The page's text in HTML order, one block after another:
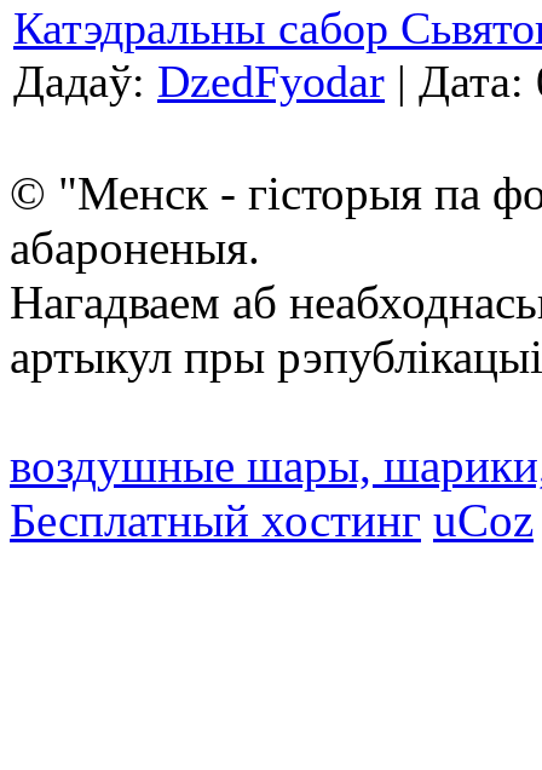
Катэдральны сабор
Дадаў: DzedFyodar | Дата:
© "Менск - гісторыя па
абароненыя.
Нагадваем аб
артыкул пры
воздушные шары,
Бесплатный хостинг uCoz